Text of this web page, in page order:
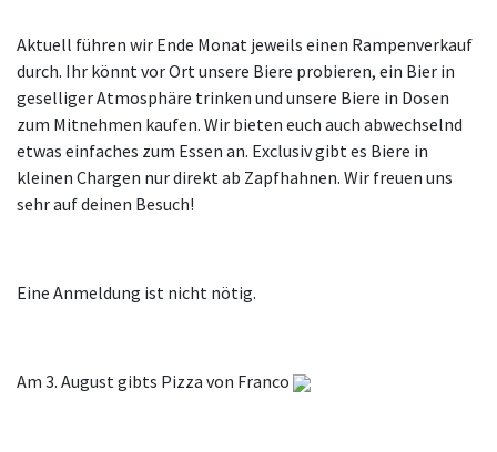
Aktuell führen wir Ende Monat jeweils einen Rampenverkauf
durch. Ihr könnt vor Ort unsere Biere probieren, ein Bier in
geselliger Atmosphäre trinken und unsere Biere in Dosen
zum Mitnehmen kaufen. Wir bieten euch auch abwechselnd
etwas einfaches zum Essen an. Exclusiv gibt es Biere in
kleinen Chargen nur direkt ab Zapfhahnen. Wir freuen uns
sehr auf deinen Besuch!
Eine Anmeldung ist nicht nötig.
Am 3. August gibts Pizza von Franco